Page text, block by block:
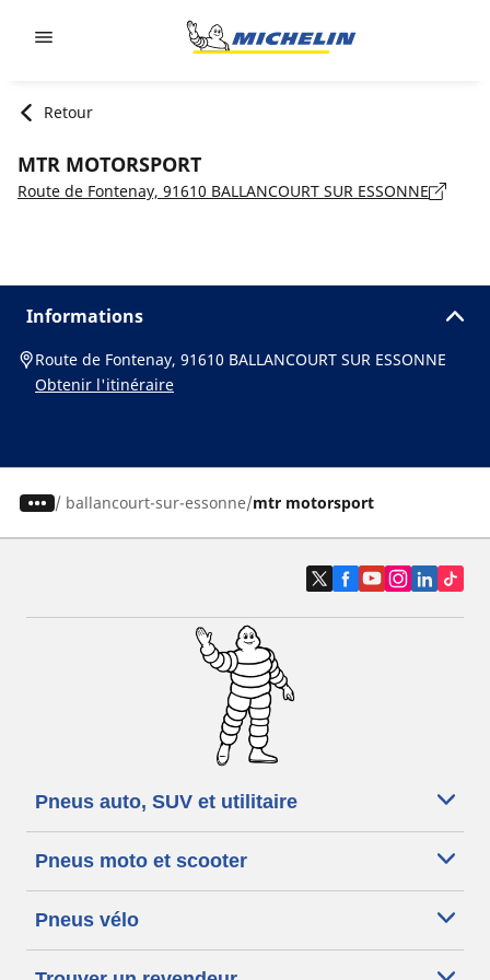
Retour
MTR MOTORSPORT
Route de Fontenay, 91610 BALLANCOURT SUR ESSONNE
Informations
Route de Fontenay, 91610 BALLANCOURT SUR ESSONNE
Obtenir l'itinéraire
/ ballancourt-sur-essonne mtr motorsport
Pneus auto, SUV et utilitaire
Pneus moto et scooter
Pneus vélo